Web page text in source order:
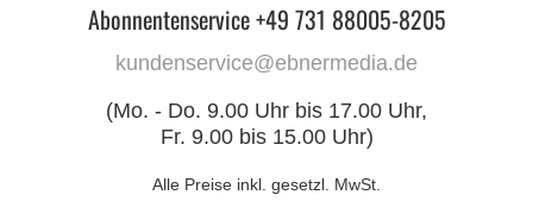
Abonnentenservice +49 731 88005-8205
kundenservice@ebnermedia.de
(Mo. - Do. 9.00 Uhr bis 17.00 Uhr,
Fr. 9.00 bis 15.00 Uhr)
Alle Preise inkl. gesetzl. MwSt.